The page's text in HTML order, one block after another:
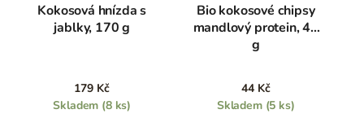
Kokosová hnízda s
jablky, 170 g
179 Kč
Skladem (8 ks)
Bio kokosové chipsy
mandlový protein, 40
g
44 Kč
Skladem (5 ks)